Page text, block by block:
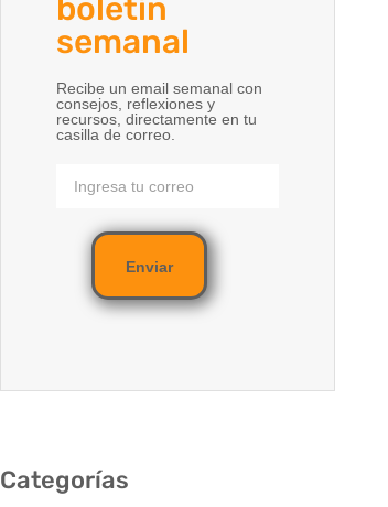
boletín
semanal
Recibe un email semanal con
consejos, reflexiones y
recursos, directamente en tu
casilla de correo.
Enviar
Categorías